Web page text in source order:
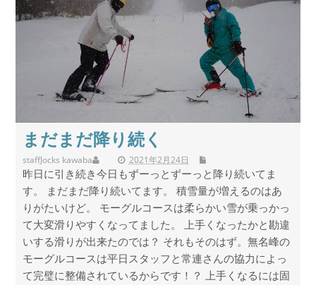
まだまだ降り続く
staff 2021年2月24日
Jocks kawaba
昨日に引き続き今日もずーっとずーっと降り続いてま
す。 まだまだ降り続いてます。 積雪量が増えるのはあ
りがたいけど。 モーグルコースは柔らかい雪が乗っかっ
て大変滑りやすくなってました。 上手くなったかと勘違
いする滑りが出来たのでは？ それもそのはず。無名峰の
モーグルコースは平日スタッフと常連さんの協力によっ
て完璧に整備されているからです！？ 上手くなるには固